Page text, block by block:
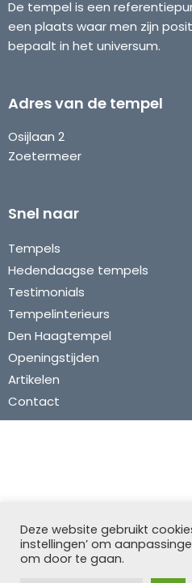
De tempel is een
een plaats waar men zijn
bepaalt in het universum.
Adres van de tempel
Osijlaan 2
Zoetermeer
Snel naar
Tempels
Hedendaagse tempels
Testimonials
Tempelinterieurs
Den Haagtempel
Openingstijden
Artikelen
Contact
de Den Haagtempel of De
de Heiligen der Laatste Dagen.
Deze website gebruikt
instellingen’ om
om door te gaan.